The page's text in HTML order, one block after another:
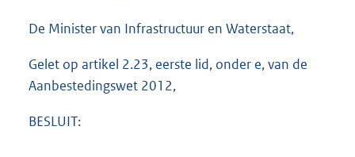
K
De Minister van Infrastructuur en Waterstaat,
Gelet op artikel 2.23, eerste lid, onder e, van de
Aanbestedingswet 2012,
BESLUIT: